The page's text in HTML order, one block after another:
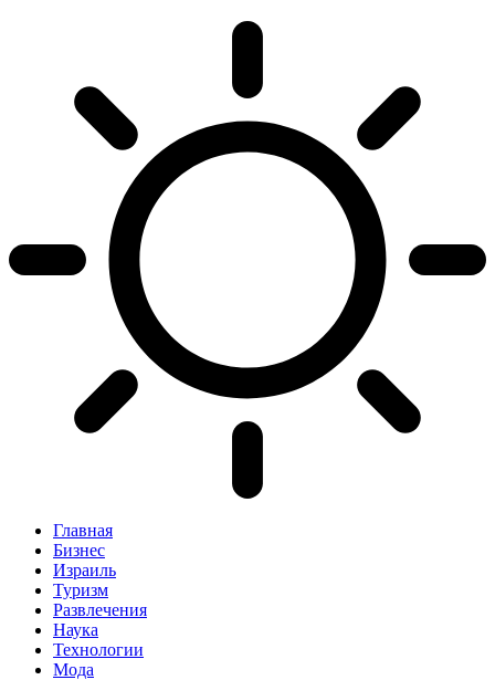
Главная
Бизнес
Израиль
Туризм
Развлечения
Наука
Технологии
Мода